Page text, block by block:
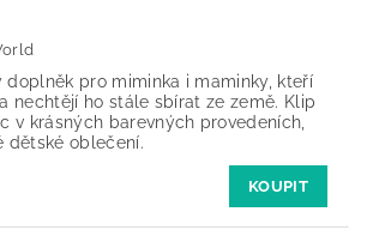
doplněk pro miminka i maminky, kteří
nechtějí ho stále sbírat ze země. Klip
v krásných barevných provedeních,
dětské oblečení.
KOUPIT